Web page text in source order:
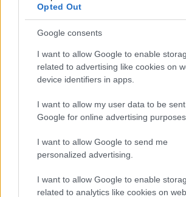
Opted Out
Google consents
I want to allow Google to enable
related to advertising like cookies on
device identifiers in apps.
I want to allow my user data to be
Google for online advertising purposes.
I want to allow Google to send me
personalized advertising.
I want to allow Google to enable
related to analytics like cookies on
Elkészült a Liszt
közműhálózatának
Látlelet a hazai
Egyetlen, fél
múlt Bicske
HÍRLEVÉL